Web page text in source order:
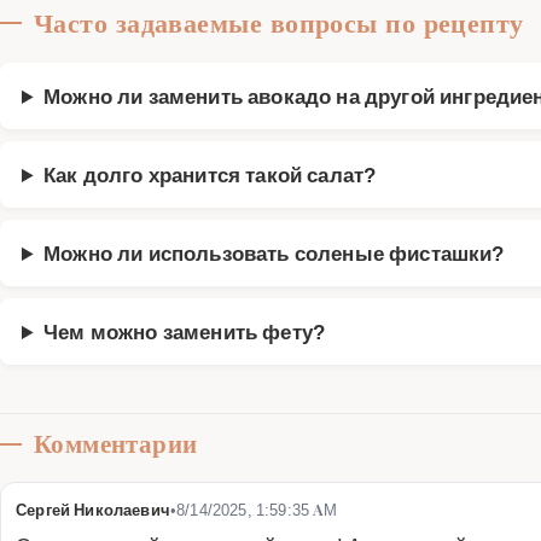
Часто задаваемые вопросы по рецепту
Можно ли заменить авокадо на другой
Как долго хранится такой салат?
Можно ли использовать соленые фисташки?
Чем можно заменить фету?
Комментарии
Сергей Николаевич•8/14/2025, 1:59:35 AM